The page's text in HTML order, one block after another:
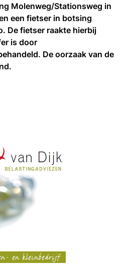
Molenweg/Stationsweg in
een fietser in botsing
De fietser raakte hierbij
is door
De oorzaak van de